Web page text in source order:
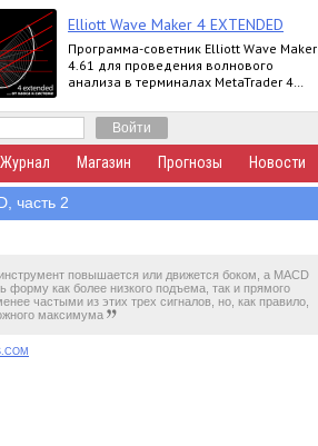
Elliott Wave Maker 4 EXTENDED
Программа-советник Elliott Wave Maker
4.61 для проведения волнового
анализа в терминалах MetaTrader 4
Extended
Журнал Магазин Прогнозы Новости
часть 2
повышается или движется боком, а MACD
форму как более низкого подъема, так и прямого
частыми из этих трех сигналов, но, как правило,
максимума